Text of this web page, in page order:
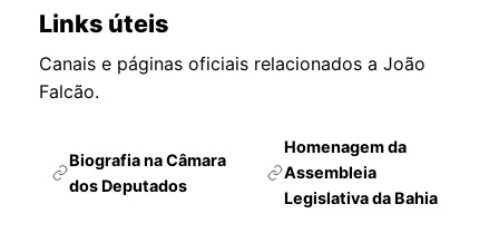
Links úteis
Canais e páginas oficiais relacionados a João
Falcão.
Biografia na Câmara
dos Deputados
Homenagem da
Assembleia
Legislativa da Bahia